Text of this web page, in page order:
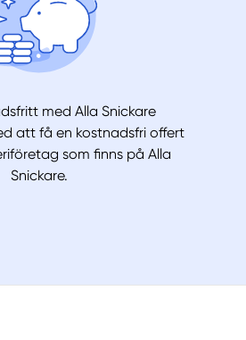
med Alla Snickare
att få en kostnadsfri offert
som finns på Alla
Snickare.